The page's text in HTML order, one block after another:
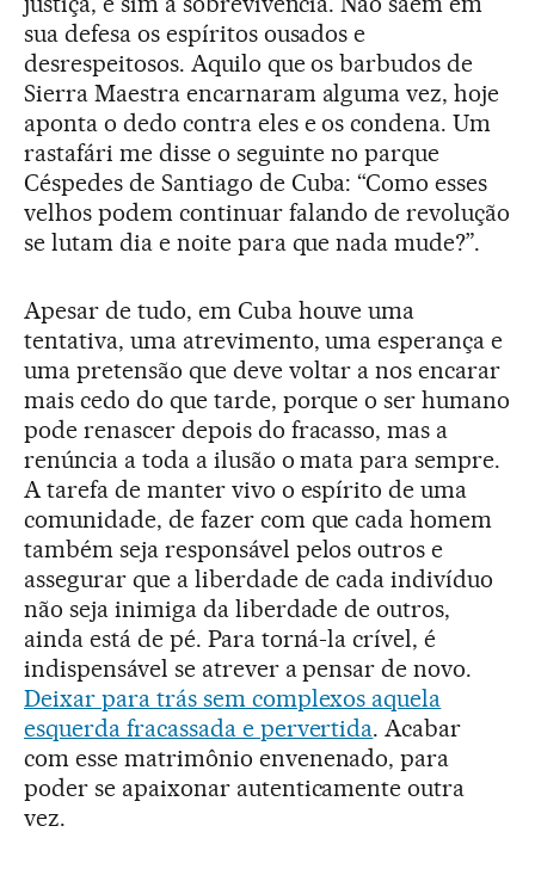
sua defesa os espíritos ousados e
desrespeitosos. Aquilo que os barbudos de
Sierra Maestra encarnaram alguma vez, hoje
aponta o dedo contra eles e os condena. Um
rastafári me disse o seguinte no parque
Céspedes de Santiago de Cuba: “Como esses
velhos podem continuar falando de revolução
se lutam dia e noite para que nada mude?”.
Apesar de tudo, em Cuba houve uma
tentativa, uma atrevimento, uma esperança e
uma pretensão que deve voltar a nos encarar
mais cedo do que tarde, porque o ser humano
pode renascer depois do fracasso, mas a
renúncia a toda a ilusão o mata para sempre.
A tarefa de manter vivo o espírito de uma
comunidade, de fazer com que cada homem
também seja responsável pelos outros e
assegurar que a liberdade de cada indivíduo
não seja inimiga da liberdade de outros,
ainda está de pé. Para torná-la crível, é
indispensável se atrever a pensar de novo.
Deixar para trás sem complexos aquela
esquerda fracassada e pervertida. Acabar
com esse matrimônio envenenado, para
poder se apaixonar autenticamente outra
vez.